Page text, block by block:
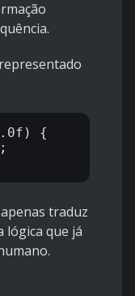
{
traduz
lógica que já